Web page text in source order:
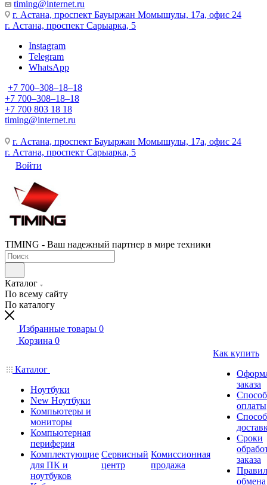
timing@internet.ru
г. Астана, проспект Бауыржан Момышулы, 17а, офис 24
г. Астана, проспект Сарыарка, 5
Instagram
Telegram
WhatsApp
+7 700‒308‒18‒18
+7 700‒308‒18‒18
+7 700 803 18 18
timing@internet.ru
г. Астана, проспект Бауыржан Момышулы, 17а, офис 24
г. Астана, проспект Сарыарка, 5
Войти
TIMING - Ваш надежный партнер в мире техники
Каталог
По всему сайту
По каталогу
Избранные товары 0
Корзина 0
Каталог
Ноутбуки
New Ноутбуки
Компьютеры и
мониторы
Компьютерная
периферия
Комплектующие
для ПК и
ноутбуков
Сервисный
центр
Комиссионная
продажа
Как купить
заказа
оплаты
Сроки
заказа
обмена